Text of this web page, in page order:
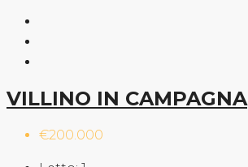
VILLINO IN CAMPAGNA
€200.000